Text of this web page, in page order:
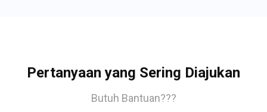
Pertanyaan yang Sering Diajukan
Butuh Bantuan???